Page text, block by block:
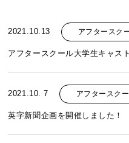
2021.10.13 アフタースク
アフタースクール大学生キャス
2021.10. 7 アフタースク
英字新聞企画を開催しました！